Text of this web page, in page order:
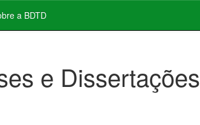
a BDTD
e Dissertações